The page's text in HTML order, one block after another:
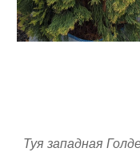
Туя западная